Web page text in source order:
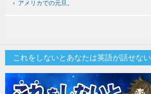
アメリカでの元旦。
これをしないとあなたは英語が話せない